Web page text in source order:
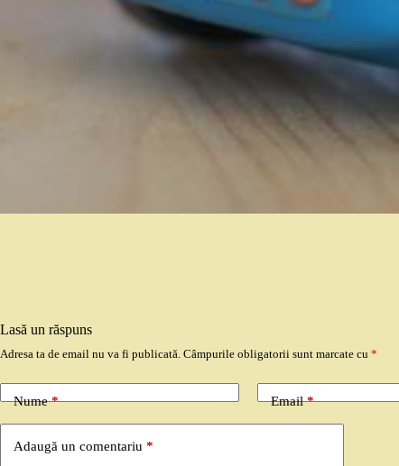
Lasă un răspuns
Adresa ta de email nu va fi publicată. Câmpurile obligatorii sunt marcate cu *
Nume* Email*
Adaugă un comentariu *